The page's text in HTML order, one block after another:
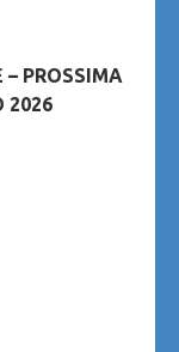
– PROSSIMA
2026